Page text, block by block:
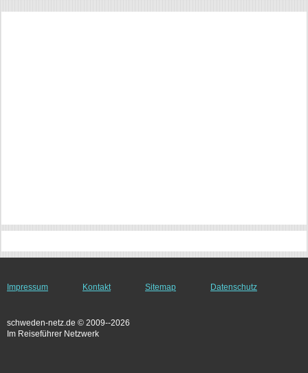
Impressum Kontakt Sitemap Datenschutz
schweden-netz.de © 2009--2026
Im Reiseführer Netzwerk